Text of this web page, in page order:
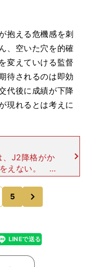
抱える危機感を刺
、空いた穴を的確
変えていける監督
待されるのは即効
代後に成績が下降
現れるとは考えに
、J2降格がか
えない。 過
クラブに固定
（2015、201
5
LINEで送る